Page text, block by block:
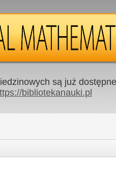
są już
bibliotekanauki.pl